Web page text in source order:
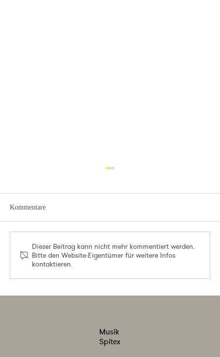
SynapsisNews: Die Musik Spitex bringt Live-
Kommentare
Dieser Beitrag kann nicht mehr kommentiert werden.
Bitte den Website-Eigentümer für weitere Infos
kontaktieren.
Musik
Spitex